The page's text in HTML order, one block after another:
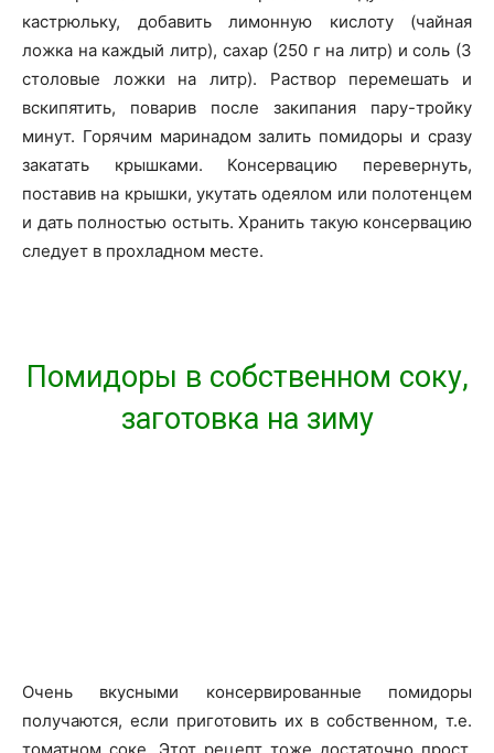
кастрюльку, добавить лимонную кислоту (чайная
ложка на каждый литр), сахар (250 г на литр) и соль (3
столовые ложки на литр). Раствор перемешать и
вскипятить, поварив после закипания пару-тройку
минут. Горячим маринадом залить помидоры и сразу
закатать крышками. Консервацию перевернуть,
поставив на крышки, укутать одеялом или полотенцем
и дать полностью остыть. Хранить такую консервацию
следует в прохладном месте.
Помидоры в собственном соку,
заготовка на зиму
Очень вкусными консервированные помидоры
получаются, если приготовить их в собственном, т.е.